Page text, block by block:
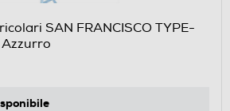
SAN FRANCISCO TYPE-